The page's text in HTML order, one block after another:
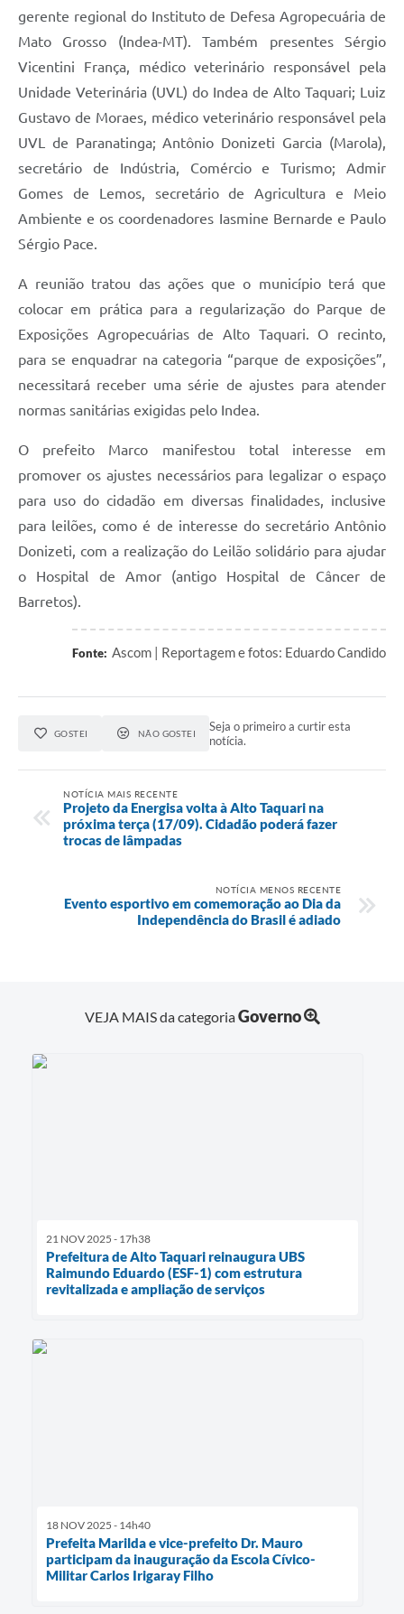
gerente regional do Instituto de Defesa Agropecuária de
Mato Grosso (Indea-MT). Também presentes Sérgio
Vicentini França, médico veterinário responsável pela
Unidade Veterinária (UVL) do Indea de Alto Taquari; Luiz
Gustavo de Moraes, médico veterinário responsável pela
UVL de Paranatinga; Antônio Donizeti Garcia (Marola),
secretário de Indústria, Comércio e Turismo; Admir
Gomes de Lemos, secretário de Agricultura e Meio
Ambiente e os coordenadores Iasmine Bernarde e Paulo
Sérgio Pace.
A reunião tratou das ações que o município terá que
colocar em prática para a regularização do Parque de
Exposições Agropecuárias de Alto Taquari. O recinto,
para se enquadrar na categoria “parque de exposições”,
necessitará receber uma série de ajustes para atender
normas sanitárias exigidas pelo Indea.
O prefeito Marco manifestou total interesse em
promover os ajustes necessários para legalizar o espaço
para uso do cidadão em diversas finalidades, inclusive
para leilões, como é de interesse do secretário Antônio
Donizeti, com a realização do Leilão solidário para ajudar
o Hospital de Amor (antigo Hospital de Câncer de
Barretos).
Fonte: Ascom | Reportagem e fotos: Eduardo Candido
GOSTEI NÃO GOSTEI
Seja o primeiro a curtir esta
notícia.
NOTÍCIA MAIS RECENTE
Projeto da Energisa volta à Alto Taquari na
próxima terça (17/09). Cidadão poderá fazer
trocas de lâmpadas
NOTÍCIA MENOS RECENTE
Evento esportivo em comemoração ao Dia da
Independência do Brasil é adiado
VEJA MAIS da categoriaGoverno
21 NOV 2025 - 17h38
Prefeitura de Alto Taquari reinaugura UBS
Raimundo Eduardo (ESF-1) com estrutura
revitalizada e ampliação de serviços
18 NOV 2025 - 14h40
Prefeita Marilda e vice-prefeito Dr. Mauro
participam da inauguração da Escola Cívico-
Militar Carlos Irigaray Filho